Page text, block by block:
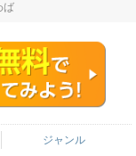
ば
ジャンル